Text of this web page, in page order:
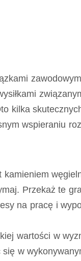
kilka
wspieraniu
Przekaż te
na pracę i
wartości w
się w